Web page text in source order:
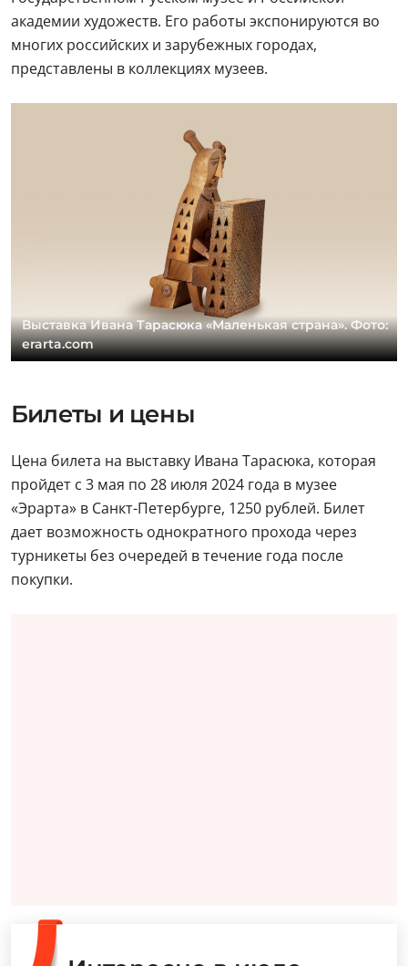
академии художеств. Его работы экспонируются во
многих российских и зарубежных городах,
представлены в коллекциях музеев.
Выставка Ивана Тарасюка «Маленькая страна». Фото:
erarta.com
Билеты и цены
Цена билета на выставку Ивана Тарасюка, которая
пройдет с 3 мая по 28 июля 2024 года в музее
«Эрарта» в Санкт-Петербурге, 1250 рублей. Билет
дает возможность однократного прохода через
турникеты без очередей в течение года после
покупки.